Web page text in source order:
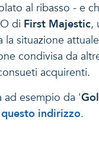
al ribasso - e
di First Majestic,
situazione
condivisa da
acquirenti.
ad esempio da '
questo indirizzo.